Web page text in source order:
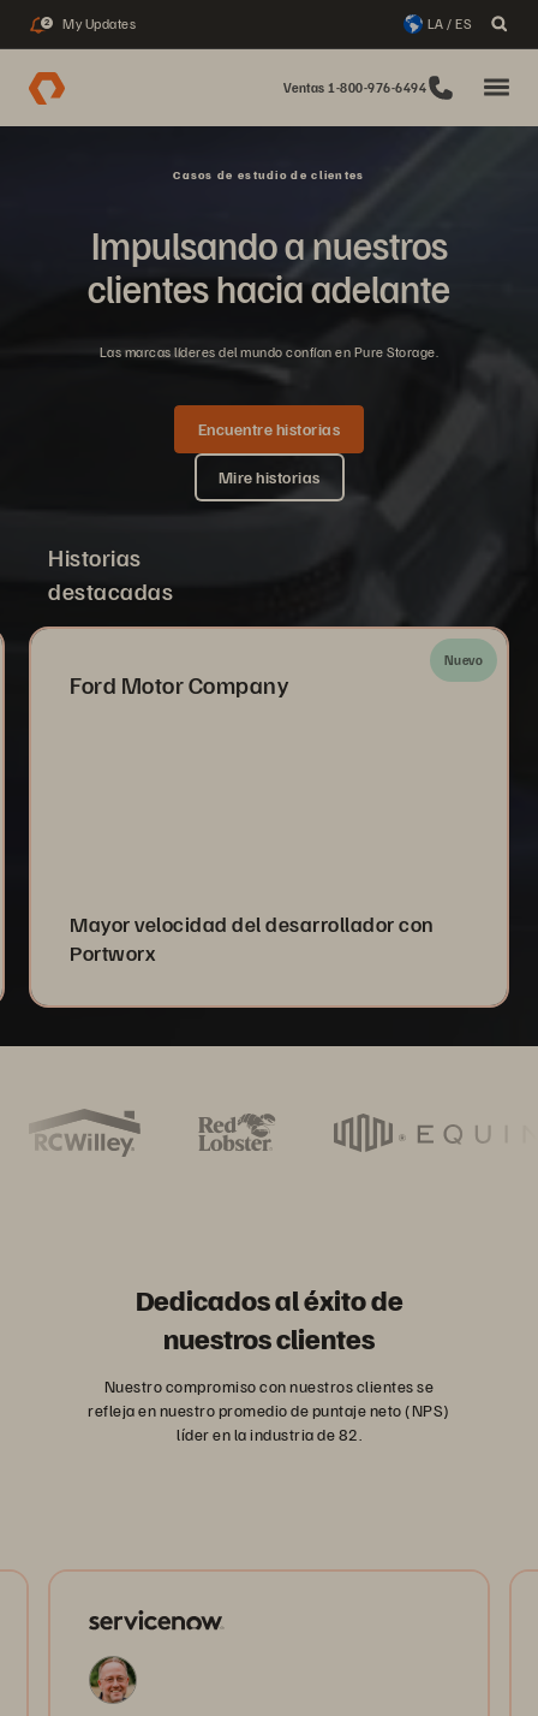
2 My Updates LA / ES
Ventas 1-800-976-6494
Casos de estudio de clientes
Impulsando a nuestros
clientes hacia adelante
Las marcas líderes del mundo confían en Pure Storage.
Encuentre historias
Mire historias
Historias
destacadas
Nuevo
Ford Motor Company
Mayor velocidad del desarrollador con
Portworx
Dedicados al éxito de
nuestros clientes
Nuestro compromiso con nuestros clientes se
refleja en nuestro promedio de puntaje neto (NPS)
líder en la industria de 82.